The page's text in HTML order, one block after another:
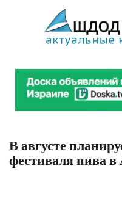
В августе
фестиваля пива